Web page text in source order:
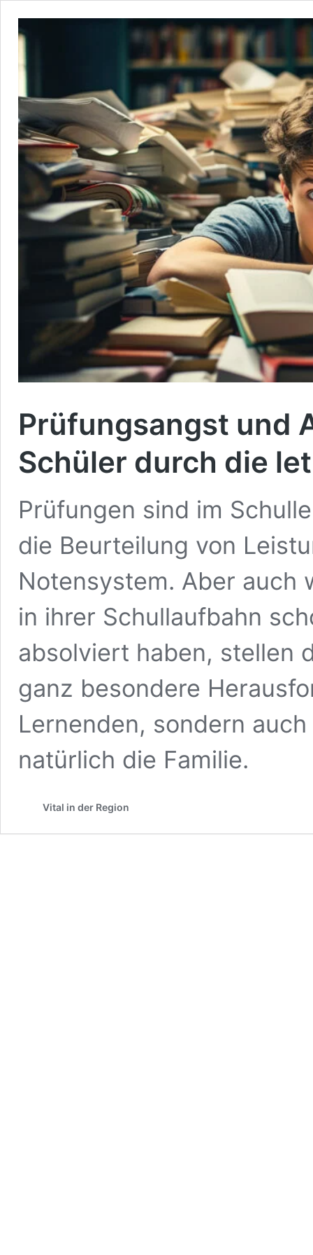
Prüfungsangst und
Schüler durch die
Prüfungen sind im
die Beurteilung von
Notensystem. Aber auch
in ihrer Schullaufbahn
absolviert haben, stellen
ganz besondere
Lernenden, sondern
natürlich die Familie.
Vital in der Region